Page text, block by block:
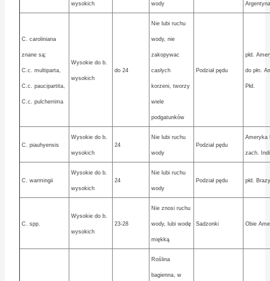
wysokich wody
C. caroliniana
znane są:
C.c. multiparta,
C.c. paucipartita,
C.c. pulcherrima
Wysokie do b.
wysokich
do 24
Nie lubi ruchu
wody, nie
zakopywac
casłych
korzeni, tworzy
wiele
podgatunków
Podział pędu
płd.
do płn.
Płd.
C. piauhyensis
Wysokie do b.
wysokich
24
Nie lubi ruchu
wody
Podział pędu
Ameryka
zach.
C. warmingii
Wysokie do b.
wysokich
24
Nie lubi ruchu
wody
Podział pędu płd.
C. spp.
Wysokie do b.
wysokich
23-28
Nie znosi ruchu
wody, lubi wodę
miękką
Sadzonki Obie
Roślina
bagienna, w